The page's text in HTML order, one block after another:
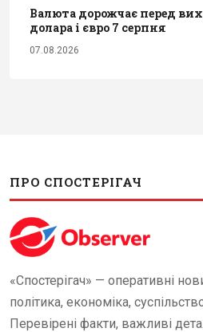
Валюта дорожчає перед
долара і євро 7 серпня
07.08.2026
ПРО СПОСТЕРІГАЧ
«Спостерігач» — оперативні
політика, економіка,
Перевірені факти, важливі